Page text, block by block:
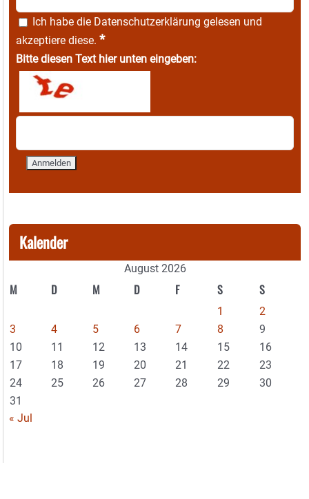
Ich habe die Datenschutzerklärung gelesen und
akzeptiere diese. *
Bitte diesen Text hier unten eingeben:
Kalender
August 2026
M D M D F S S
1
2
3
4 5 6 7 8
9
10
11 12 13 14 15
16
17
18 19 20 21 22
23
24
25 26 27 28 29
30
31
« Jul